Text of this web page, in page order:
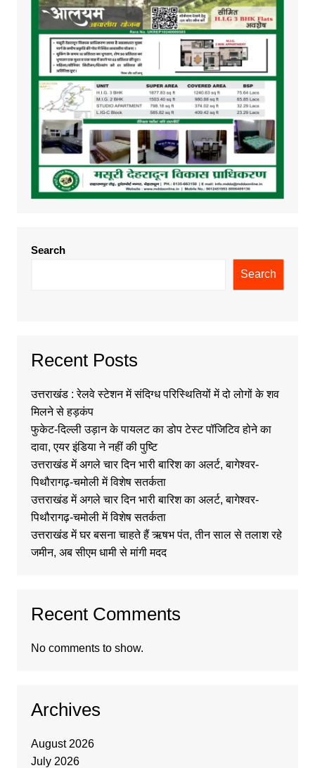
Search
Search
Recent Posts
उत्तराखंड : रेलवे स्टेशन में संदिग्ध परिस्थितियों में दो लोगों के शव
मिलने से हड़कंप
फुकेट-दिल्ली उड़ान के पायलट का डोप टेस्ट पॉजिटिव होने का
दावा, एयर इंडिया ने नहीं की पुष्टि
उत्तराखंड में अगले चार दिन भारी बारिश का अलर्ट, बागेश्वर-
पिथौरागढ़-चमोली में विशेष सतर्कता
उत्तराखंड में अगले चार दिन भारी बारिश का अलर्ट, बागेश्वर-
पिथौरागढ़-चमोली में विशेष सतर्कता
उत्तराखंड में घर बसना चाहते हैं ऋषभ पंत, तीन साल से तलाश रहे
जमीन, अब सीएम धामी से मांगी मदद
Recent Comments
No comments to show.
Archives
August 2026
July 2026